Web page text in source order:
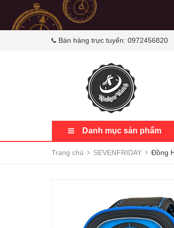
Bán hàng trực tuyến: 0972456820
Danh mục sản phẩm
Trang chủ SEVENFRIDAY Đồng